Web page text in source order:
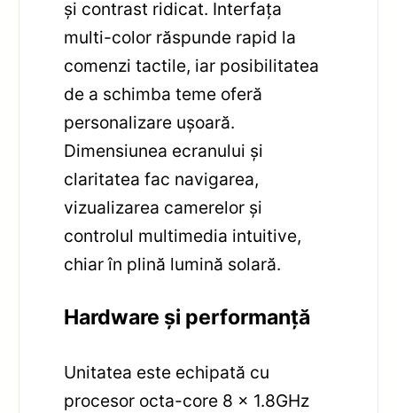
și contrast ridicat. Interfața
multi-color răspunde rapid la
comenzi tactile, iar posibilitatea
de a schimba teme oferă
personalizare ușoară.
Dimensiunea ecranului și
claritatea fac navigarea,
vizualizarea camerelor și
controlul multimedia intuitive,
chiar în plină lumină solară.
Hardware și performanță
Unitatea este echipată cu
procesor octa-core 8 x 1.8GHz